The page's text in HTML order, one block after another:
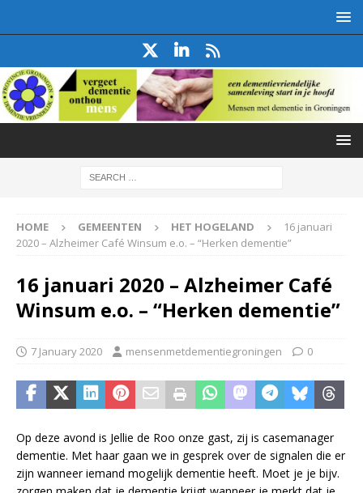
HOME GEMEENTEN HET HOGELAND
16 januari
2020 – Alzheimer Café Winsum e.o. – “Herken dementie”
16 januari 2020 – Alzheimer Café
Winsum e.o. – “Herken dementie”
7 January 2020 mensenmetdementiegroningen 0
Op deze avond is Jellie de Roo onze gast, zij is casemanager
dementie. Met haar gaan we in gesprek over de signalen die er
zijn wanneer iemand mogelijk dementie heeft. Moet je je bijv.